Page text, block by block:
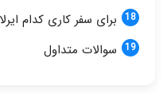
برای سفر کاری کدام
سوالات متداول